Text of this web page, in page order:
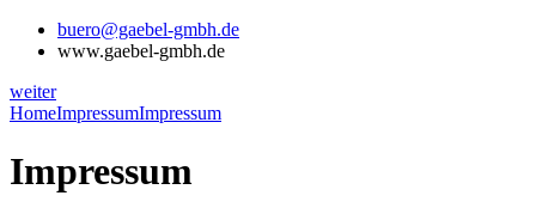
buero@gaebel-gmbh.de
www.gaebel-gmbh.de
weiter
HomeImpressumImpressum
Impressum